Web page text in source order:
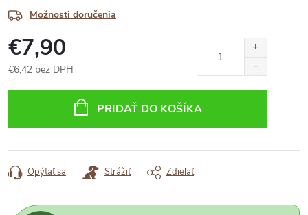
Možnosti doručenia
€7,90
€6,42 bez DPH
PRIDAŤ DO KOŠÍKA
Opýtať sa Strážiť Zdieľať